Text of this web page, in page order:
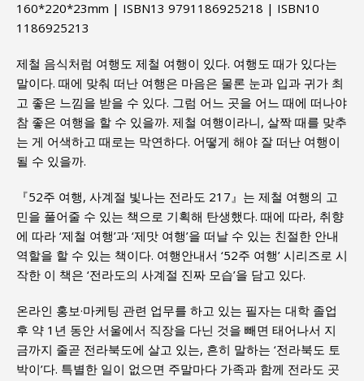
160*220*23mm | ISBN13 9791186925218 | ISBN10
1186925213
제철 음식처럼 여행도 제철 여행이 있다. 여행도 때가 있다는
말이다. 때에 맞춰 떠난 여행은 마음은 물론 눈과 입과 귀가 최
고 좋은 느낌을 받을 수 있다. 그럼 어느 곳을 어느 때에 떠나야
참 좋은 여행을 할 수 있을까. 제철 여행이라니, 살짝 때를 맞추
는 게 어색하고 때로는 막연하다. 어떻게 해야 잘 떠난 여행이
될 수 있을까.
『52주 여행, 사계절 빛나는 전라도 217』는 제철 여행의 고
민을 풀어줄 수 있는 책으로 기획해 탄생했다. 때에 따라, 취향
에 따라 ‘제철 여행’과 ‘제맛 여행’을 떠날 수 있는 친절한 안내
역할을 할 수 있는 책이다. 여행안내서 ‘52주 여행’ 시리즈로 시
작한 이 책은 ‘전라도의 사계절 진짜 모습’을 담고 있다.
온라인 홍보·마케팅 관련 업무를 하고 있는 필자는 대학 졸업
후 약 1년 동안 서울에서 직장을 다닌 것을 빼면 태어나서 지
금까지 줄곧 전라북도에 살고 있는, 흔히 말하는 ‘전라북도 토
박이’다. 특별한 일이 없으면 주말마다 가족과 함께 전라도 곳